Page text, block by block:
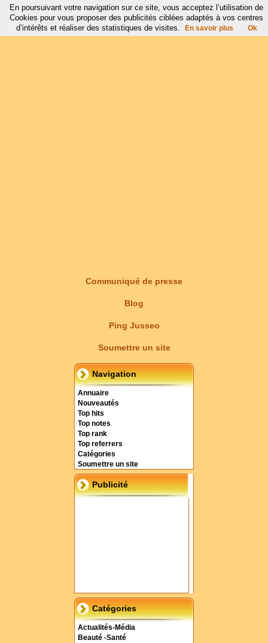
Communiqué de presse
Blog
Ping Jusseo
Soumettre un site
Navigation
Annuaire
Nouveautés
Top hits
Top notes
Top rank
Top referrers
Catégories
Soumettre un site
Publicité
Catégories
Actualités-Média
Beauté -Santé
En poursuivant votre navigation sur ce site, vous acceptez l’utilisation de
Cookies pour vous proposer des publicités ciblées adaptés à vos centres
d’intérêts et réaliser des statistiques de visites.
En savoir plus Ok